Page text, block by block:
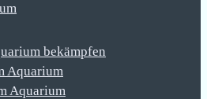
bekämpfen
Aquarium
Aquarium